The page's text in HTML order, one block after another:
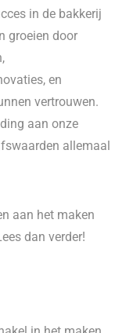
in de bakkerij
groeien door
en
vertrouwen.
aan onze
allemaal
aan het maken
dan verder!